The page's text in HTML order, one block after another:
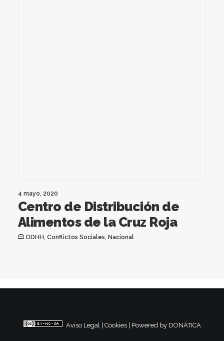
4 mayo, 2020
Centro de Distribución de
Alimentos de la Cruz Roja
DDHH, Conflictos Sociales, Nacional
Aviso Legal Cookies Powered by DONÁTICA